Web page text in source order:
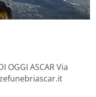
OGGI ASCAR Via